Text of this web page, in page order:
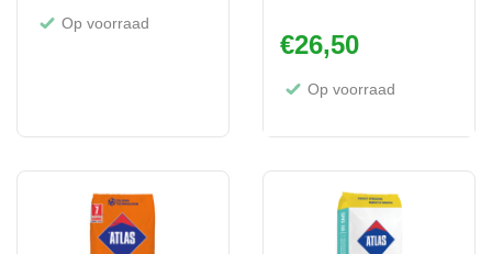
Op voorraad
€26,50
Op voorraad